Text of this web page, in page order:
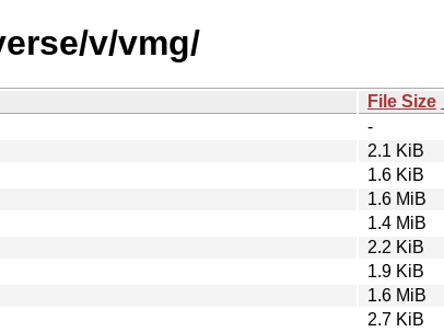
v/vmg/
File Size
-
2.1 KiB
1.6 KiB
1.6 MiB
1.4 MiB
2.2 KiB
1.9 KiB
1.6 MiB
2.7 KiB